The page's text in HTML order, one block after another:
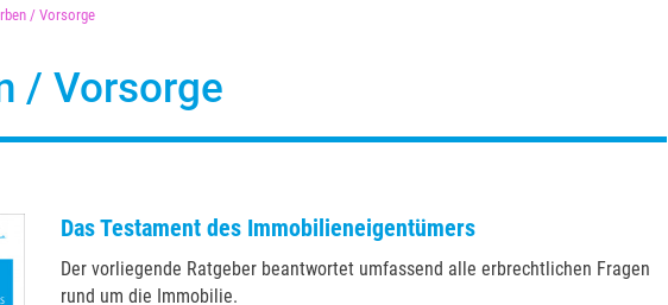
/ Vorsorge
/ Vorsorge
Das Testament des Immobilieneigentümers
Der vorliegende Ratgeber beantwortet umfassend alle erbrechtlichen Fragen
rund um die Immobilie.